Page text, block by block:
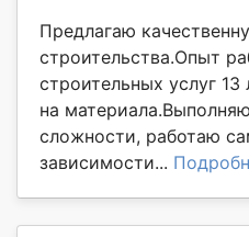
Предлагаю
строительства.Опыт
строительных услуг
на
сложности, работаю
зависимости...